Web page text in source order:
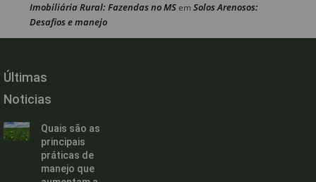
Imobiliária Rural: Fazendas no MSem Solos Arenosos:
Desafios e manejo
Últimas
Noticias
Quais são as
principais
práticas de
manejo que